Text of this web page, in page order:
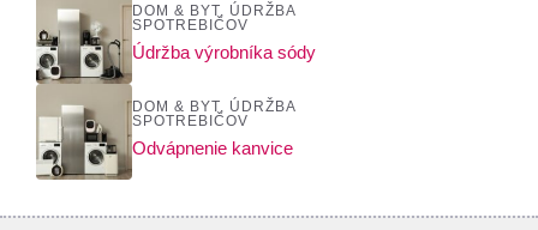
DOM & BYT
ÚDRŽBA
SPOTREBIČOV
Údržba výrobníka sódy
DOM & BYT
ÚDRŽBA
SPOTREBIČOV
Odvápnenie kanvice